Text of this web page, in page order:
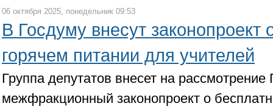
06 октября 2025, понедельник 09:53
В Госдуму внесут законопроект
горячем питании для учителей
Группа депутатов внесет на
межфракционный законопроект о